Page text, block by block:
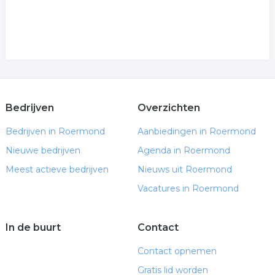
Bedrijven
Bedrijven in Roermond
Nieuwe bedrijven
Meest actieve bedrijven
Overzichten
Aanbiedingen in Roermond
Agenda in Roermond
Nieuws uit Roermond
Vacatures in Roermond
In de buurt Contact
Contact opnemen
Gratis lid worden